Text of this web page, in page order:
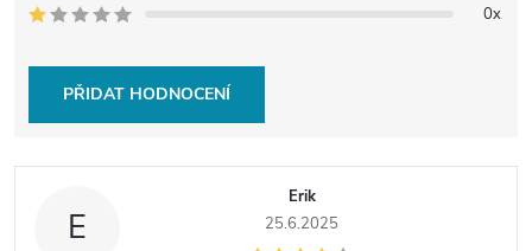
0x
PŘIDAT HODNOCENÍ
V
E
Erik
25.6.2025